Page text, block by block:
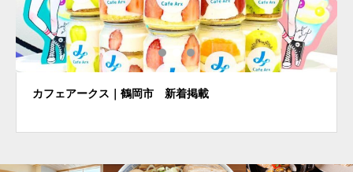
カフェアークス｜鶴岡市 新着掲載